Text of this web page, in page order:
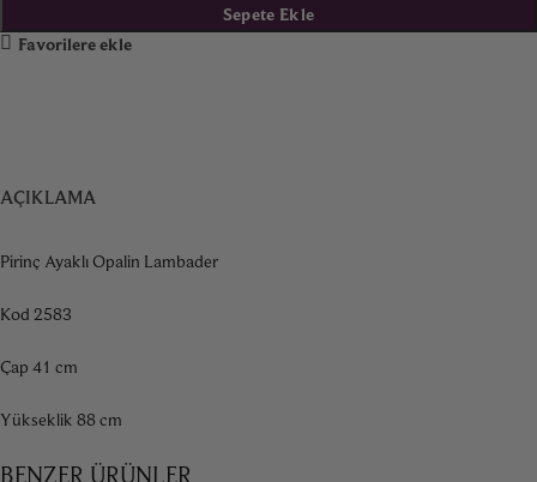
Sepete Ekle
Favorilere ekle
AÇIKLAMA
Pirinç Ayaklı Opalin Lambader
Kod 2583
Çap 41 cm
Yükseklik 88 cm
BENZER ÜRÜNLER